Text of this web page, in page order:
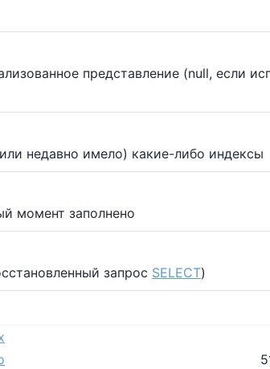
представление (null, если
недавно имело) какие-либо индексы
момент заполнено
запрос SELECT)